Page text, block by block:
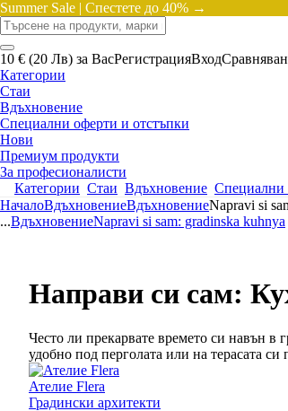
Summer Sale | Спестете до 40% →
10 € (20 Лв) за ВасРегистрацияВход
Категории
Стаи
Вдъхновение
Специални оферти и отстъпки
Нови
Премиум продукти
За професионалисти
Категории Стаи Вдъхновение Специални
НачалоВдъхновениеВдъхновениеNapravi si
...ВдъхновениеNapravi si sam: gradinska kuhnya
Направи си сам:
Често ли прекарвате времето си навън в
удобно под перголата или на терасата си
Ателие Flera
Градински архитекти